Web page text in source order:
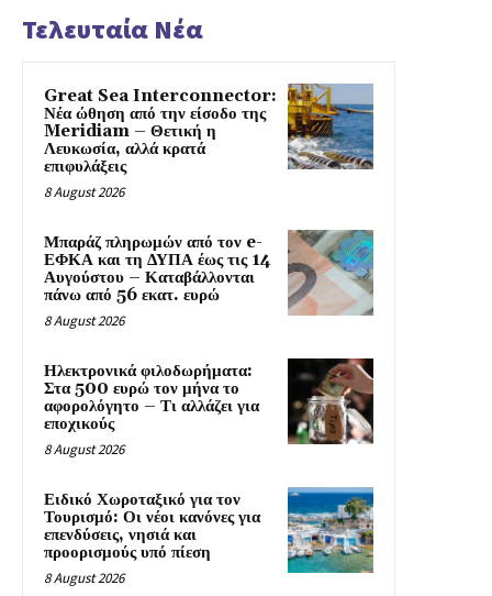
Τελευταία Νέα
Great Sea Interconnector:
Νέα ώθηση από την είσοδο της
Meridiam – Θετική η
Λευκωσία, αλλά κρατά
επιφυλάξεις
8 August 2026
Μπαράζ πληρωμών από τον e-
ΕΦΚΑ και τη ΔΥΠΑ έως τις 14
Αυγούστου – Καταβάλλονται
πάνω από 56 εκατ. ευρώ
8 August 2026
Ηλεκτρονικά φιλοδωρήματα:
Στα 500 ευρώ τον μήνα το
αφορολόγητο – Τι αλλάζει για
εποχικούς
8 August 2026
Ειδικό Χωροταξικό για τον
Τουρισμό: Οι νέοι κανόνες για
επενδύσεις, νησιά και
προορισμούς υπό πίεση
8 August 2026